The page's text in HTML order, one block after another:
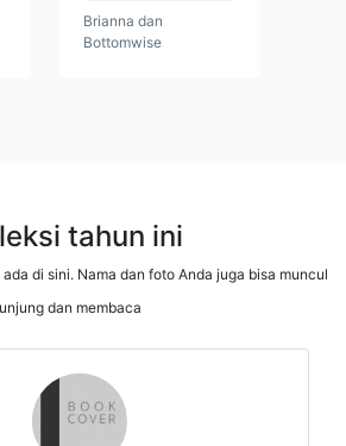
Brianna dan
Bottomwise
tahun ini
di sini. Nama dan foto Anda juga bisa muncul
dan membaca